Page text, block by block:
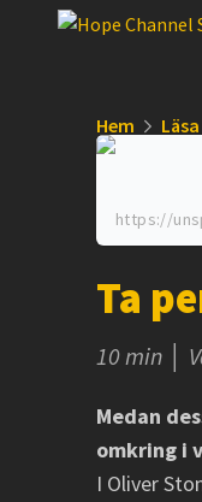
Hem Läsa
https://
Ta
10 min │
Medan
omkring i
I Oliver